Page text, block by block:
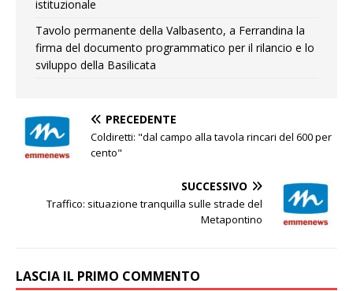
istituzionale
Tavolo permanente della Valbasento, a Ferrandina la
firma del documento programmatico per il rilancio e lo
sviluppo della Basilicata
PRECEDENTE
Coldiretti: "dal campo alla tavola rincari del 600 per
cento"
SUCCESSIVO
Traffico: situazione tranquilla sulle strade del
Metapontino
LASCIA IL PRIMO COMMENTO